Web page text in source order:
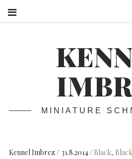
MINIATURE
Kennel Imbrez 31.8.2014 Black,